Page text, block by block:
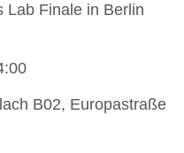
Lab Finale in Berlin
B02, Europastraße